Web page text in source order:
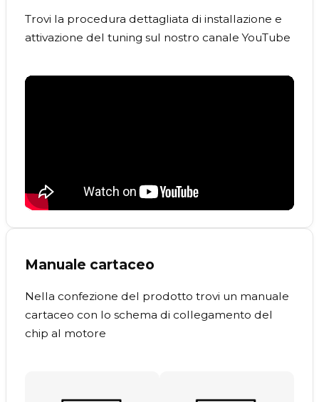
Trovi la procedura dettagliata di installazione e
attivazione del tuning sul nostro canale YouTube
Manuale cartaceo
Nella confezione del prodotto trovi un manuale
cartaceo con lo schema di collegamento del
chip al motore